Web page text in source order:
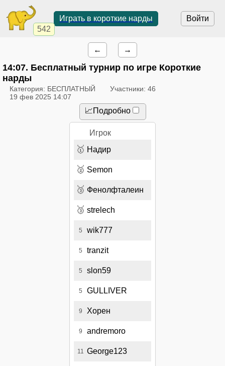
542
Войти
Играть в короткие нарды
← →
14:07. Бесплатный турнир по игре Короткие
нарды
Категория: БЕСПЛАТНЫЙ
Участники: 46
19 фев 2025 14:07
📈Подробно
Игрок
🥇 Надир
🥈 Semon
🥉 Фенолфталеин
🥉 strelech
5 wik777
5 tranzit
5 slon59
5 GULLIVER
9 Хорен
9 andremoro
11 George123